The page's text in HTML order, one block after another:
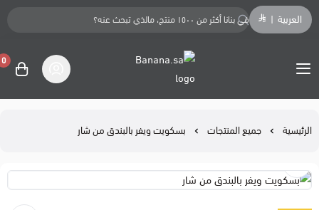
العربية
Banana.sa
0
الرئيسية جميع المنتجات بسكويت ويفر بالبندق من شار